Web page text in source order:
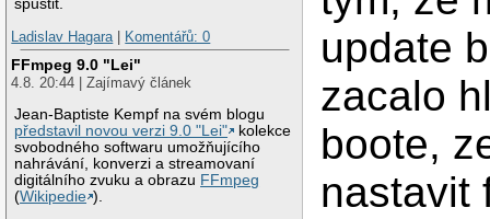
spustit.
Ladislav Hagara
Komentářů: 0
FFmpeg 9.0 "Lei"
4.8. 20:44 | Zajímavý článek
Jean-Baptiste Kempf na svém blogu
představil novou verzi 9.0 "Lei"
kolekce
svobodného softwaru umožňujícího
nahrávání, konverzi a streamovaní
digitálního zvuku a obrazu FFmpeg
(Wikipedie ).
update
zacalo
boote,
nastavit